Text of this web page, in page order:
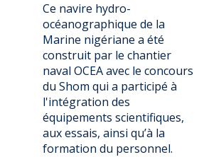
Ce navire hydro-
océanographique de la
Marine nigériane a été
construit par le chantier
naval OCEA avec le concours
du Shom qui a participé à
l'intégration des
équipements scientifiques,
aux essais, ainsi qu’à la
formation du personnel.